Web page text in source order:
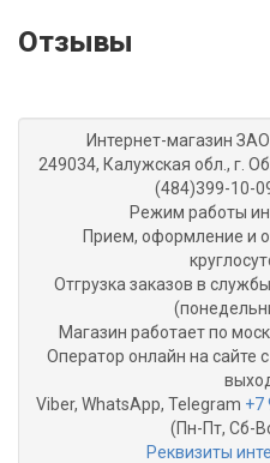
Отзывы
Интернет-магазин ЗАО
249034, Калужская обл., г.
(484)399-10-
Режим работы
Прием, оформление и
Отгрузка заказов в
Магазин работает по
Оператор онлайн на сайте
Viber, WhatsApp, Telegram +7
(Пн-Пт, Сб-
Реквизиты